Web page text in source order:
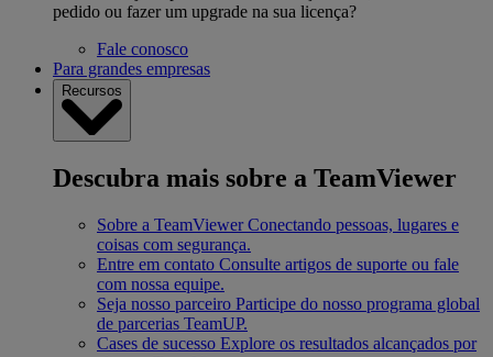
pedido ou fazer um upgrade na sua licença?
Fale conosco
Para grandes empresas
Recursos
Descubra mais sobre a TeamViewer
Sobre a TeamViewer Conectando pessoas, lugares e
coisas com segurança.
Entre em contato Consulte artigos de suporte ou fale
com nossa equipe.
Seja nosso parceiro Participe do nosso programa global
de parcerias TeamUP.
Cases de sucesso Explore os resultados alcançados por